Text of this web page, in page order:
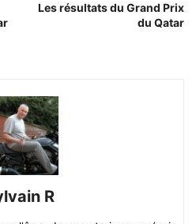
Les résultats du Grand Prix
du Qatar
R